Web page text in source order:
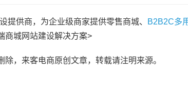
提供商，为企业级商家提供零售商城、
B2B2C多
商城网站建设解决方案>
，来客电商原创文章，转载请注明来源。